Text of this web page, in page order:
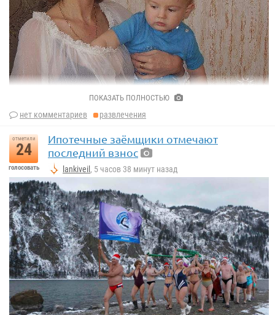
ПОКАЗАТЬ ПОЛНОСТЬЮ
нет комментариев развлечения
отметили
24
голосовать
Ипотечные заёмщики отмечают
последний взнос
lankiveil , 5 часов 38 минут назад